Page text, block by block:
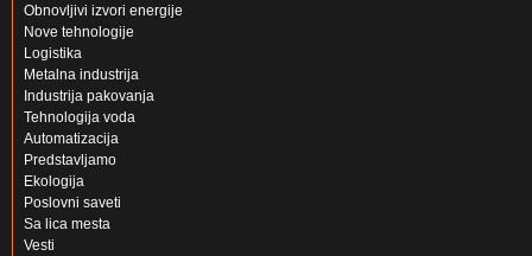
Obnovljivi izvori energije
Nove tehnologije
Logistika
Metalna industrija
Industrija pakovanja
Tehnologija voda
Automatizacija
Predstavljamo
Ekologija
Poslovni saveti
Sa lica mesta
Vesti